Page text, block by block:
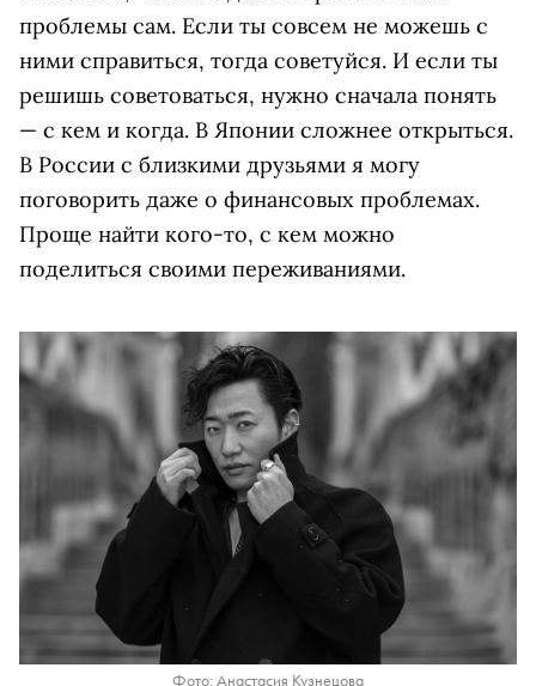
проблемы сам. Если ты совсем не можешь с
ними справиться, тогда советуйся. И если ты
решишь советоваться, нужно сначала понять
— с кем и когда. В Японии сложнее открыться.
В России с близкими друзьями я могу
поговорить даже о финансовых проблемах.
Проще найти кого-то, с кем можно
поделиться своими переживаниями.
Фото: Анастасия Кузнецова